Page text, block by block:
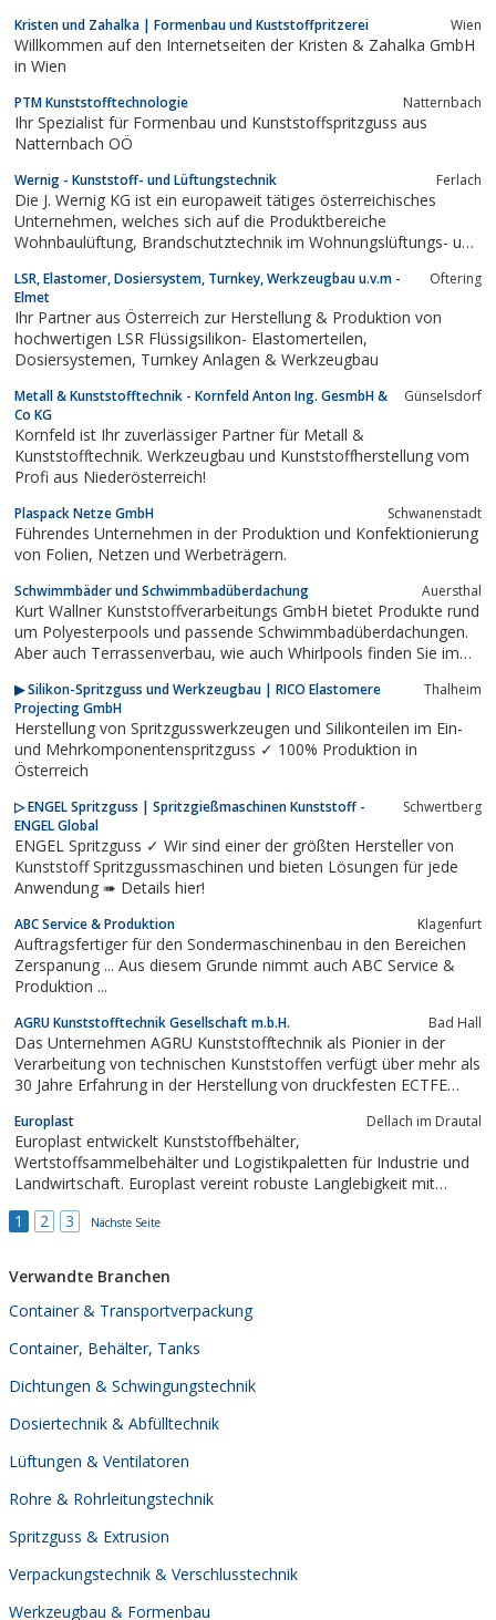
Kristen und Zahalka | Formenbau und Kuststoffpritzerei Wien
Willkommen auf den Internetseiten der Kristen & Zahalka GmbH
in Wien
PTM Kunststofftechnologie Natternbach
Ihr Spezialist für Formenbau und Kunststoffspritzguss aus
Natternbach OÖ
Wernig - Kunststoff- und Lüftungstechnik Ferlach
Die J. Wernig KG ist ein europaweit tätiges österreichisches
Unternehmen, welches sich auf die Produktbereiche
Wohnbaulüftung, Brandschutztechnik im Wohnungslüftungs- und
LSR, Elastomer, Dosiersystem, Turnkey, Werkzeugbau u.v.m -
Elmet
Oftering
Ihr Partner aus Österreich zur Herstellung & Produktion von
hochwertigen LSR Flüssigsilikon- Elastomerteilen,
Dosiersystemen, Turnkey Anlagen & Werkzeugbau
Metall & Kunststofftechnik - Kornfeld Anton Ing. GesmbH &
Co KG
Günselsdorf
Kornfeld ist Ihr zuverlässiger Partner für Metall &
Kunststofftechnik. Werkzeugbau und Kunststoffherstellung vom
Profi aus Niederösterreich!
Plaspack Netze GmbH Schwanenstadt
Führendes Unternehmen in der Produktion und Konfektionierung
von Folien, Netzen und Werbeträgern.
Schwimmbäder und Schwimmbadüberdachung Auersthal
Kurt Wallner Kunststoffverarbeitungs GmbH bietet Produkte rund
um Polyesterpools und passende Schwimmbadüberdachungen.
Aber auch Terrassenverbau, wie auch Whirlpools finden Sie im
▶ Silikon-Spritzguss und Werkzeugbau | RICO Elastomere
Projecting GmbH
Thalheim
Herstellung von Spritzgusswerkzeugen und Silikonteilen im Ein-
und Mehrkomponentenspritzguss ✓ 100% Produktion in
Österreich
▷ ENGEL Spritzguss | Spritzgießmaschinen Kunststoff -
ENGEL Global
Schwertberg
ENGEL Spritzguss ✓ Wir sind einer der größten Hersteller von
Kunststoff Spritzgussmaschinen und bieten Lösungen für jede
Anwendung ➠ Details hier!
ABC Service & Produktion Klagenfurt
Auftragsfertiger für den Sondermaschinenbau in den Bereichen
Zerspanung ... Aus diesem Grunde nimmt auch ABC Service &
Produktion ...
AGRU Kunststofftechnik Gesellschaft m.b.H. Bad Hall
Das Unternehmen AGRU Kunststofftechnik als Pionier in der
Verarbeitung von technischen Kunststoffen verfügt über mehr als
30 Jahre Erfahrung in der Herstellung von druckfesten ECTFE
Beständigkeit in Kombination mit einer höheren Temperatur-
und Druckbeständigkeit machen ECTFE...
Europlast Dellach im Drautal
Europlast entwickelt Kunststoffbehälter,
Wertstoffsammelbehälter und Logistikpaletten für Industrie und
Landwirtschaft. Europlast vereint robuste Langlebigkeit mit
Transport und Lagerung. Schnelligkeit und Flexibilität,
1 2 3 Nächste Seite
Verwandte Branchen
Container & Transportverpackung
Container, Behälter, Tanks
Dichtungen & Schwingungstechnik
Dosiertechnik & Abfülltechnik
Lüftungen & Ventilatoren
Rohre & Rohrleitungstechnik
Spritzguss & Extrusion
Verpackungstechnik & Verschlusstechnik
Werkzeugbau & Formenbau